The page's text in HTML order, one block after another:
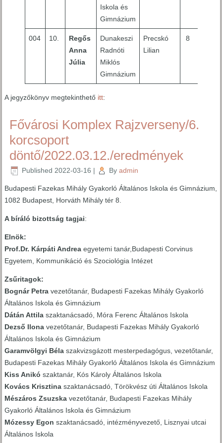
Iskola és
Gimnázium
004 10.
Regős
Anna
Júlia
Dunakeszi
Radnóti
Miklós
Gimnázium
Precskó
Lilian
8
A jegyzőkönyv megtekinthető itt:
Fővárosi Komplex Rajzverseny/6.
korcsoport
döntő/2022.03.12./eredmények
Published 2022-03-16 | By admin
Budapesti Fazekas Mihály Gyakorló Általános Iskola és Gimnázium,
1082 Budapest, Horváth Mihály tér 8.
A bíráló bizottság tagjai:
Elnök:
Prof.Dr. Kárpáti Andreaegyetemi tanár,Budapesti Corvinus
Egyetem, Kommunikáció és Szociológia Intézet
Zsűritagok:
Bognár Petravezetőtanár, Budapesti Fazekas Mihály Gyakorló
Általános Iskola és Gimnázium
Dátán Attilaszaktanácsadó, Móra Ferenc Általános Iskola
Dezső Ilonavezetőtanár, Budapesti Fazekas Mihály Gyakorló
Általános Iskola és Gimnázium
Garamvölgyi Béla szakvizsgázott mesterpedagógus, vezetőtanár,
Budapesti Fazekas Mihály Gyakorló Általános Iskola és Gimnázium
Kiss Anikó szaktanár, Kós Károly Általános Iskola
Kovács Krisztina szaktanácsadó, Törökvész úti Általános Iskola
Mészáros Zsuzskavezetőtanár, Budapesti Fazekas Mihály
Gyakorló Általános Iskola és Gimnázium
Mózessy Egon szaktanácsadó, intézményvezető, Lisznyai utcai
Általános Iskola